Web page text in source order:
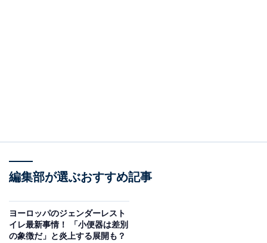
編集部が選ぶおすすめ記事
ヨーロッパのジェンダーレスト
イレ最新事情！ 「小便器は差別
の象徴だ」と炎上する展開も？